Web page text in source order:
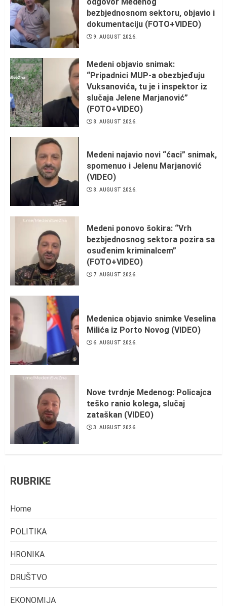
odgovor Medenog
bezbjednosnom sektoru, objavio i
dokumentaciju (FOTO+VIDEO)
9. AUGUST 2026.
Medeni objavio snimak:
“Pripadnici MUP-a obezbjeđuju
Vuksanovića, tu je i inspektor iz
slučaja Jelene Marjanović”
(FOTO+VIDEO)
8. AUGUST 2026.
Medeni najavio novi “ćaci” snimak,
spomenuo i Jelenu Marjanović
(VIDEO)
8. AUGUST 2026.
Medeni ponovo šokira: “Vrh
bezbjednosnog sektora pozira sa
osuđenim kriminalcem”
(FOTO+VIDEO)
7. AUGUST 2026.
Medenica objavio snimke Veselina
Milića iz Porto Novog (VIDEO)
6. AUGUST 2026.
Nove tvrdnje Medenog: Policajca
teško ranio kolega, slučaj
zataškan (VIDEO)
3. AUGUST 2026.
RUBRIKE
Home
POLITIKA
HRONIKA
DRUŠTVO
EKONOMIJA